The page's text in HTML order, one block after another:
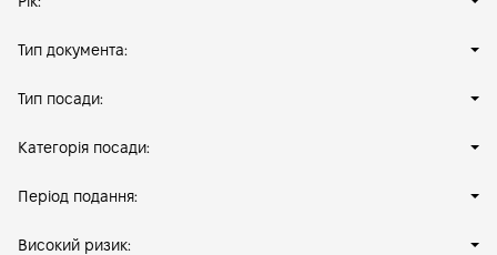
Тип документа:
Тип посади:
Категорія посади:
Період подання:
Високий ризик: